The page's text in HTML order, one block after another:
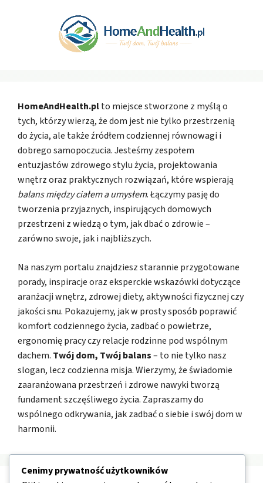
HomeAndHealth.plto miejsce stworzone z myślą o
tych, którzy wierzą, że dom jest nie tylko przestrzenią
do życia, ale także źródłem codziennej równowagi i
dobrego samopoczucia. Jesteśmy zespołem
entuzjastów zdrowego stylu życia, projektowania
wnętrz oraz praktycznych rozwiązań, które wspierają
balans między ciałem a umysłem. Łączymy pasję do
tworzenia przyjaznych, inspirujących domowych
przestrzeni z wiedzą o tym, jak dbać o zdrowie –
zarówno swoje, jak i najbliższych.
Na naszym portalu znajdziesz starannie przygotowane
porady, inspiracje oraz eksperckie wskazówki dotyczące
aranżacji wnętrz, zdrowej diety, aktywności fizycznej czy
jakości snu. Pokazujemy, jak w prosty sposób poprawić
komfort codziennego życia, zadbać o powietrze,
ergonomię pracy czy relacje rodzinne pod wspólnym
dachem. Twój dom, Twój balans– to nie tylko nasz
slogan, lecz codzienna misja. Wierzymy, że świadomie
zaaranżowana przestrzeń i zdrowe nawyki tworzą
fundament szczęśliwego życia. Zapraszamy do
wspólnego odkrywania, jak zadbać o siebie i swój dom w
harmonii.
Cenimy prywatność użytkowników